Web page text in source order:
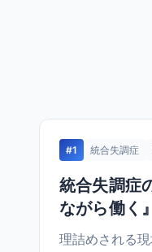
#1 統合失調症
統合失調症
ながら働く
理詰めされる